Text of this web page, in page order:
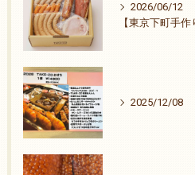
2026/06/12
2025/12/08